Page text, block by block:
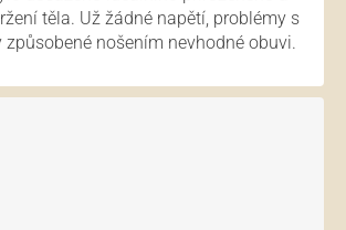
těla. Už žádné napětí, problémy s
způsobené nošením nevhodné obuvi.